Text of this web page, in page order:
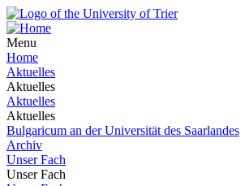
Menu
Home
Aktuelles
Aktuelles
Aktuelles
Aktuelles
Bulgaricum an der Universität des Saarlandes
Archiv
Unser Fach
Unser Fach